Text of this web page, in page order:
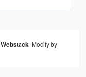
Webstack Modify by